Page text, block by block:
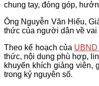
chung tay, đóng góp,
Ông Nguyễn Văn Hiếu,
thức của người dân về vai
Theo kế hoạch của UBND
thức, nội dung phù hợp,
khuyến khích giảng viên,
trong kỷ nguyên số.